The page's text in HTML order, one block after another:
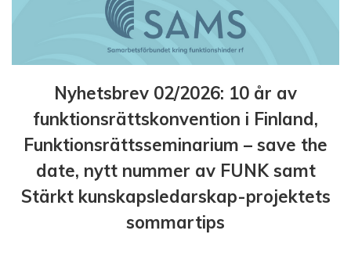
Nyhetsbrev 02/2026: 10 år av
funktionsrättskonvention i Finland,
Funktionsrättsseminarium – save the
date, nytt nummer av FUNK samt
Stärkt kunskapsledarskap-projektets
sommartips